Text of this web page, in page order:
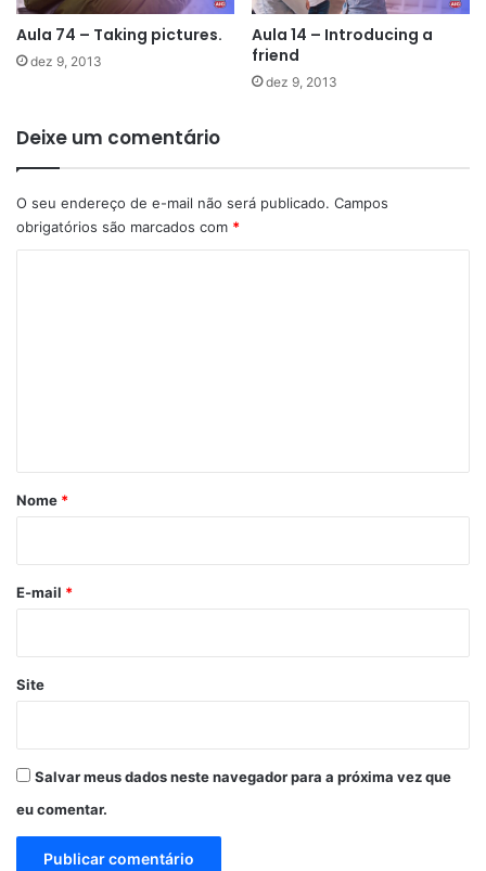
Aula 74 – Taking pictures.
dez 9, 2013
Aula 14 – Introducing a
friend
dez 9, 2013
Deixe um comentário
O seu endereço de e-mail não será publicado. Campos
obrigatórios são marcados com *
r
*
Nome *
E-mail *
Site
Salvar meus dados neste navegador para a próxima vez que
eu comentar.